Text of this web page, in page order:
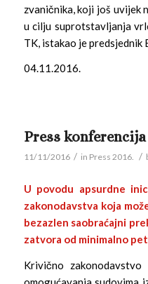
zvaničnika, koji još uvijek
u cilju suprotstavljanja
TK, istakao je predsjednik
04.11.2016.
Press konferencija
11/11/2016 / in Press 2016. /
U povodu apsurdne
zakonodavstva koja
bezazlen saobraćajni
zatvora od minimalno
Krivično